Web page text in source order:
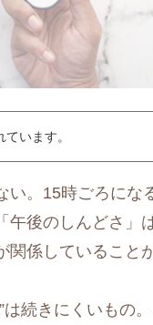
います。
。15時ごろにな
後のしんどさ」
関係していること
続きにくいもの